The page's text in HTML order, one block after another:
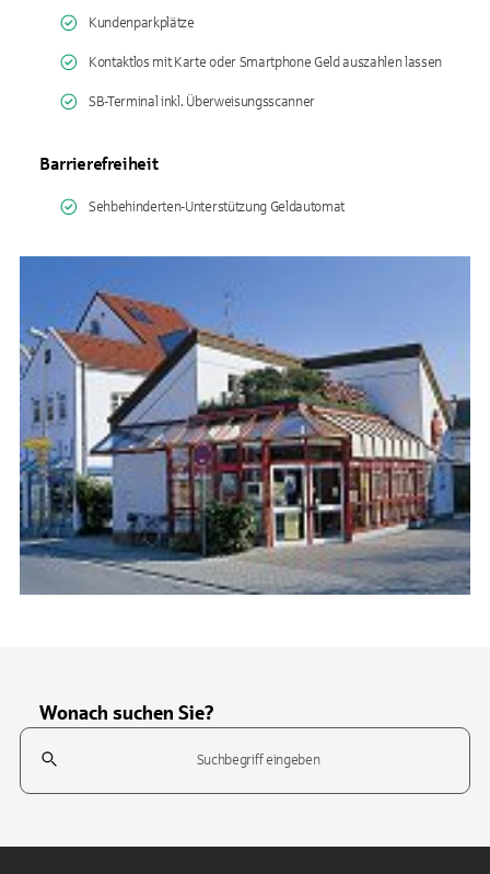
Kundenparkplätze
Kontaktlos mit Karte oder Smartphone Geld auszahlen lassen
SB-Terminal inkl. Überweisungsscanner
Barrierefreiheit
Sehbehinderten-Unterstützung Geldautomat
Wonach suchen Sie?
Suchfeld